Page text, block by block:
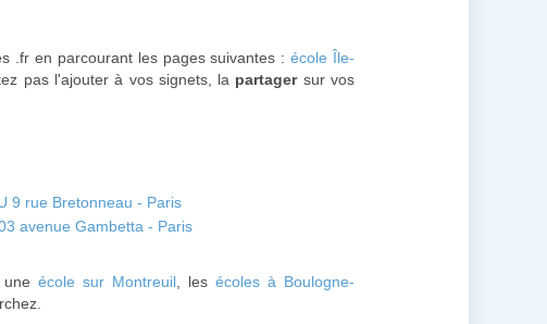
.fr en parcourant les pages suivantes :école Île-
pas l'ajouter à vos signets, la partagersur vos
9 rue Bretonneau - Paris
avenue Gambetta - Paris
une école sur Montreuil , les écoles à Boulogne-